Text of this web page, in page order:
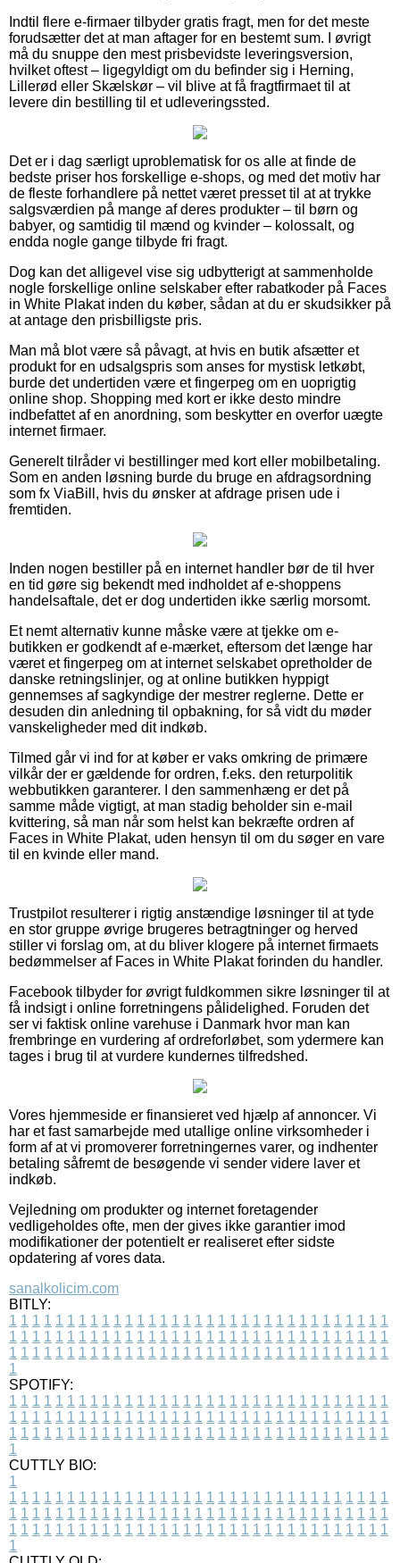
Indtil flere e-firmaer tilbyder gratis fragt, men for det meste
forudsætter det at man aftager for en bestemt sum. I øvrigt
må du snuppe den mest prisbevidste leveringsversion,
hvilket oftest – ligegyldigt om du befinder sig i Herning,
Lillerød eller Skælskør – vil blive at få fragtfirmaet til at
levere din bestilling til et udleveringssted.
Det er i dag særligt uproblematisk for os alle at finde de
bedste priser hos forskellige e-shops, og med det motiv har
de fleste forhandlere på nettet været presset til at at trykke
salgsværdien på mange af deres produkter – til børn og
babyer, og samtidig til mænd og kvinder – kolossalt, og
endda nogle gange tilbyde fri fragt.
Dog kan det alligevel vise sig udbytterigt at sammenholde
nogle forskellige online selskaber efter rabatkoder på Faces
in White Plakat inden du køber, sådan at du er skudsikker på
at antage den prisbilligste pris.
Man må blot være så påvagt, at hvis en butik afsætter et
produkt for en udsalgspris som anses for mystisk letkøbt,
burde det undertiden være et fingerpeg om en uoprigtig
online shop. Shopping med kort er ikke desto mindre
indbefattet af en anordning, som beskytter en overfor uægte
internet firmaer.
Generelt tilråder vi bestillinger med kort eller mobilbetaling.
Som en anden løsning burde du bruge en afdragsordning
som fx ViaBill, hvis du ønsker at afdrage prisen ude i
fremtiden.
Inden nogen bestiller på en internet handler bør de til hver
en tid gøre sig bekendt med indholdet af e-shoppens
handelsaftale, det er dog undertiden ikke særlig morsomt.
Et nemt alternativ kunne måske være at tjekke om e-
butikken er godkendt af e-mærket, eftersom det længe har
været et fingerpeg om at internet selskabet opretholder de
danske retningslinjer, og at online butikken hyppigt
gennemses af sagkyndige der mestrer reglerne. Dette er
desuden din anledning til opbakning, for så vidt du møder
vanskeligheder med dit indkøb.
Tilmed går vi ind for at køber er vaks omkring de primære
vilkår der er gældende for ordren, f.eks. den returpolitik
webbutikken garanterer. I den sammenhæng er det på
samme måde vigtigt, at man stadig beholder sin e-mail
kvittering, så man når som helst kan bekræfte ordren af
Faces in White Plakat, uden hensyn til om du søger en vare
til en kvinde eller mand.
Trustpilot resulterer i rigtig anstændige løsninger til at tyde
en stor gruppe øvrige brugeres betragtninger og herved
stiller vi forslag om, at du bliver klogere på internet firmaets
bedømmelser af Faces in White Plakat forinden du handler.
Facebook tilbyder for øvrigt fuldkommen sikre løsninger til at
få indsigt i online forretningens pålidelighed. Foruden det
ser vi faktisk online varehuse i Danmark hvor man kan
frembringe en vurdering af ordreforløbet, som ydermere kan
tages i brug til at vurdere kundernes tilfredshed.
Vores hjemmeside er finansieret ved hjælp af annoncer. Vi
har et fast samarbejde med utallige online virksomheder i
form af at vi promoverer forretningernes varer, og indhenter
betaling såfremt de besøgende vi sender videre laver et
indkøb.
Vejledning om produkter og internet foretagender
vedligeholdes ofte, men der gives ikke garantier imod
modifikationer der potentielt er realiseret efter sidste
opdatering af vores data.
sanalkolicim.com
BITLY:
1 1 1 1 1 1 1 1 1 1 1 1 1 1 1 1 1 1 1 1 1 1 1 1 1 1 1 1 1 1 1 1 1
1 1 1 1 1 1 1 1 1 1 1 1 1 1 1 1 1 1 1 1 1 1 1 1 1 1 1 1 1 1 1 1 1
1 1 1 1 1 1 1 1 1 1 1 1 1 1 1 1 1 1 1 1 1 1 1 1 1 1 1 1 1 1 1 1 1
1
SPOTIFY:
1 1 1 1 1 1 1 1 1 1 1 1 1 1 1 1 1 1 1 1 1 1 1 1 1 1 1 1 1 1 1 1 1
1 1 1 1 1 1 1 1 1 1 1 1 1 1 1 1 1 1 1 1 1 1 1 1 1 1 1 1 1 1 1 1 1
1 1 1 1 1 1 1 1 1 1 1 1 1 1 1 1 1 1 1 1 1 1 1 1 1 1 1 1 1 1 1 1 1
1
CUTTLY BIO:
1
1 1 1 1 1 1 1 1 1 1 1 1 1 1 1 1 1 1 1 1 1 1 1 1 1 1 1 1 1 1 1 1 1
1 1 1 1 1 1 1 1 1 1 1 1 1 1 1 1 1 1 1 1 1 1 1 1 1 1 1 1 1 1 1 1 1
1 1 1 1 1 1 1 1 1 1 1 1 1 1 1 1 1 1 1 1 1 1 1 1 1 1 1 1 1 1 1 1 1
1